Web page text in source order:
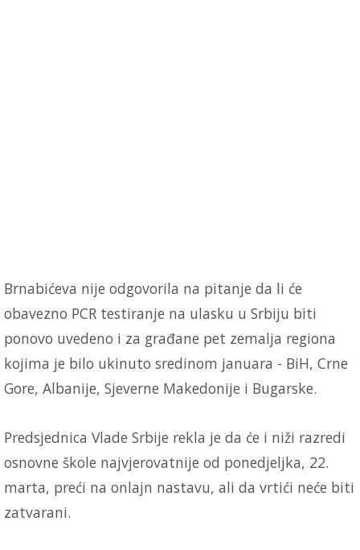
Brnabićeva nije odgovorila na pitanje da li će
obavezno PCR testiranje na ulasku u Srbiju biti
ponovo uvedeno i za građane pet zemalja regiona
kojima je bilo ukinuto sredinom januara - BiH, Crne
Gore, Albanije, Sjeverne Makedonije i Bugarske.
Predsjednica Vlade Srbije rekla je da će i niži razredi
osnovne škole najvjerovatnije od ponedjeljka, 22.
marta, preći na onlajn nastavu, ali da vrtići neće biti
zatvarani.